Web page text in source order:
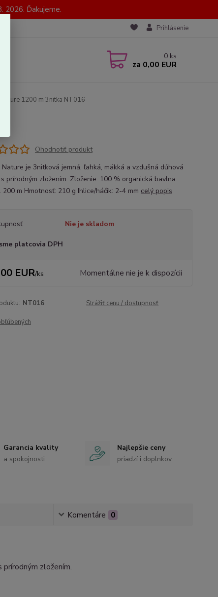
2026. Ďakujeme.
Prihlásenie
0 ks
za 0,00 EUR
Nature 1200 m 3nitka NT016
Ohodnotiť produkt
Nature je 3nitková jemná, ľahká, mäkká a vzdušná dúhová
prírodným zložením. Zloženie: 100 % organická bavlna
200 m Hmotnosť: 210 g Ihlice/háčik: 2-4 mm celý popis
Nie je skladom
platcovia DPH
EUR/ks Momentálne nie je k dispozícii
NT016 Strážiť cenu / dostupnosť
Garancia kvality
a spokojnosti
Najlepšie ceny
priadzí i doplnkov
Komentáre 0
prírodným zložením.